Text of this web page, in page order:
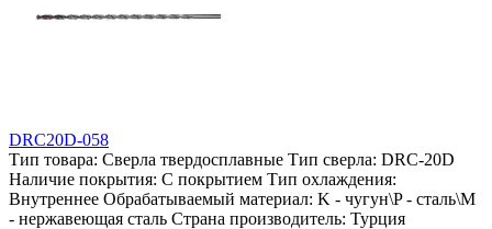
DRC20D-058
Тип товара: Сверла твердосплавные Тип сверла: DRC-20D
Наличие покрытия: С покрытием Тип охлаждения:
Внутреннее Обрабатываемый материал: K - чугун\P - сталь\М
- нержавеющая сталь Страна производитель: Турция